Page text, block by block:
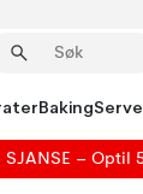
Baking
SJANSE – Optil